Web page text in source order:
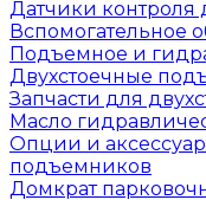
Датчики контроля
Вспомогательное
Подъемное и
Двухстоечные
Запчасти для
Масло
Опции и
подъемников
Домкрат